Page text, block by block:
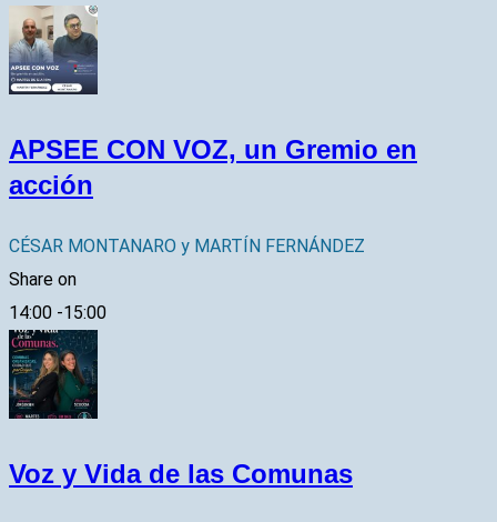
APSEE CON VOZ, un Gremio en
acción
CÉSAR MONTANARO y MARTÍN FERNÁNDEZ
Share on
14:00 -15:00
Voz y Vida de las Comunas